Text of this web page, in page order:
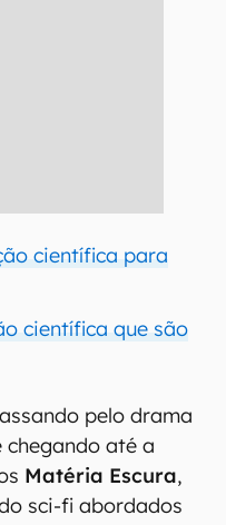
científica para
científica que são
pelo drama
chegando até a
Matéria Escura,
sci-fi abordados